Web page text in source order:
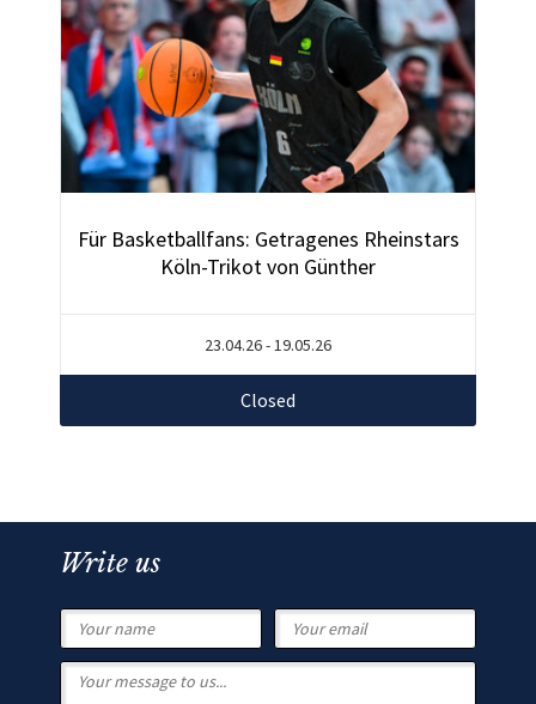
Für Basketballfans: Getragenes Rheinstars
Köln-Trikot von Günther
23.04.26 - 19.05.26
Closed
Write us